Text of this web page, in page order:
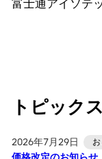
富士通アイソテ
トピックス
2026年7月29日